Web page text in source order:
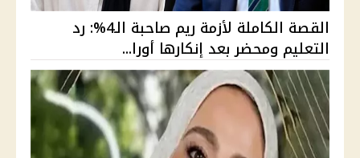
القصة الكاملة لأزمة ريم صاحبة الـ4%: رد
التعليم ومحضر بعد إنكارها أورا...